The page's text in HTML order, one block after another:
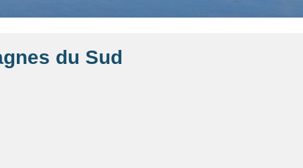
du Sud